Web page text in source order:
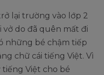
lại trường vào lớp 2
vở do đã quên mất đi
những bé chậm tiếp
chữ cái tiếng Việt. Vì
tiếng Việt cho bé